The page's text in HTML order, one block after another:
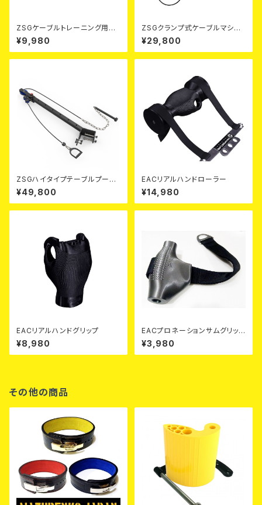
ZSGケーブルトレーニング用ク
ランププーリー
¥9,980
ZSGクランプ式ケーブルマシン
セット
¥29,800
ZSGハイタイプテーブルプーリ
ー(プレートツリーつき)
¥49,800
EACリアルハンドローラー
¥14,980
EACリアルハンドグリップ
¥8,980
EACプロネーションサムグリップ
(ハンドル用｜ストラップ付)
¥3,980
その他の商品